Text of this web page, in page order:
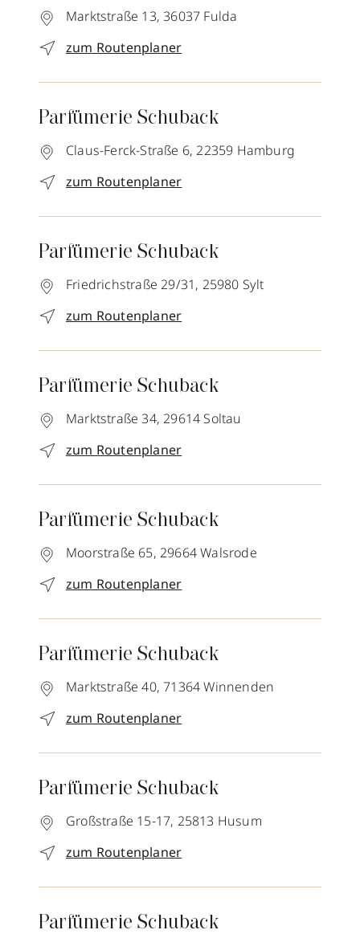
Marktstraße 13, 36037 Fulda
zum Routenplaner
Parfümerie Schuback
Claus-Ferck-Straße 6, 22359 Hamburg
zum Routenplaner
Parfümerie Schuback
Friedrichstraße 29/31, 25980 Sylt
zum Routenplaner
Parfümerie Schuback
Marktstraße 34, 29614 Soltau
zum Routenplaner
Parfümerie Schuback
Moorstraße 65, 29664Walsrode
zum Routenplaner
Parfümerie Schuback
Marktstraße 40, 71364 Winnenden
zum Routenplaner
Parfümerie Schuback
Großstraße 15-17, 25813 Husum
zum Routenplaner
Parfümerie Schuback